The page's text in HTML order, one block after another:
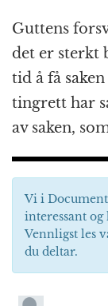
Guttens
det er sterkt
tid å få
tingrett har
av saken,
Vi i
interessant og
Vennligst les
du deltar.